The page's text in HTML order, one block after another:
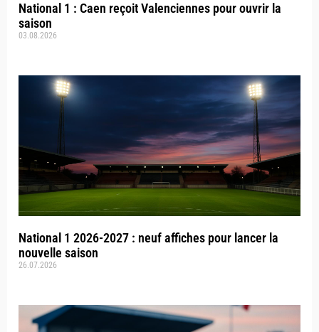
National 1 : Caen reçoit Valenciennes pour ouvrir la
saison
03.08.2026
National 1 2026-2027 : neuf affiches pour lancer la
nouvelle saison
26.07.2026